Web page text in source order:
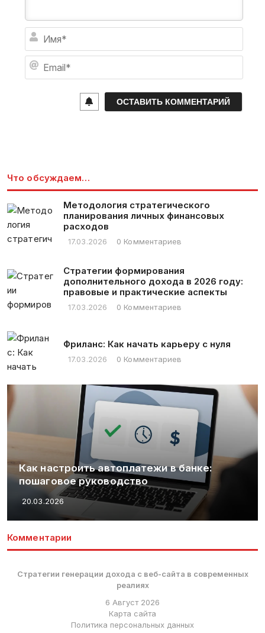
я
Что обсуждаем…
Методология стратегического
планирования личных финансовых
расходов
17.03.2026 0 Комментариев
Стратегии формирования
дополнительного дохода в 2026 году:
правовые и практические аспекты
17.03.2026 0 Комментариев
Фриланс: Как начать карьеру с нуля
17.03.2026 0 Комментариев
Как настроить автоплатежи в банке:
пошаговое руководство
20.03.2026
Комментарии
Стратегии генерации дохода с веб-сайта в современных
реалиях
6 Август 2026
Карта сайта
Политика персональных данных